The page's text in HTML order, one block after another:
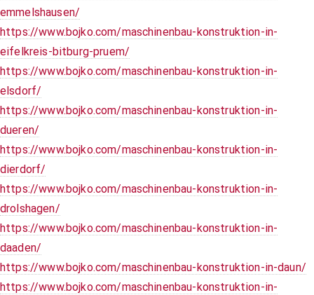
emmelshausen/
https://www.bojko.com/maschinenbau-konstruktion-in-
eifelkreis-bitburg-pruem/
https://www.bojko.com/maschinenbau-konstruktion-in-
elsdorf/
https://www.bojko.com/maschinenbau-konstruktion-in-
dueren/
https://www.bojko.com/maschinenbau-konstruktion-in-
dierdorf/
https://www.bojko.com/maschinenbau-konstruktion-in-
drolshagen/
https://www.bojko.com/maschinenbau-konstruktion-in-
daaden/
https://www.bojko.com/maschinenbau-konstruktion-in-daun/
https://www.bojko.com/maschinenbau-konstruktion-in-